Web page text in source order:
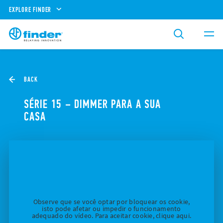
EXPLORE FINDER
BACK
SÉRIE 15 – DIMMER PARA A SUA
CASA
Observe que se você optar por bloquear os cookie,
isto pode afetar ou impedir o funcionamento
adequado do vídeo. Para aceitar cookie, clique aqui.